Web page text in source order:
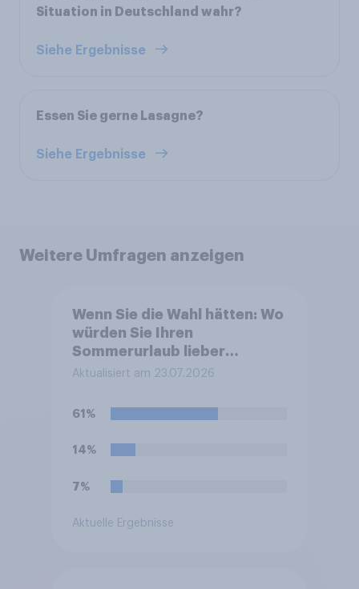
Situation in Deutschland wahr?
Siehe Ergebnisse
Essen Sie gerne Lasagne?
Siehe Ergebnisse
Weitere Umfragen anzeigen
Wenn Sie die Wahl hätten: Wo
würden Sie Ihren
Sommerurlaub lieber
verbringen
Aktualisiert am 23.07.2026
61%
14%
7%
Aktuelle Ergebnisse